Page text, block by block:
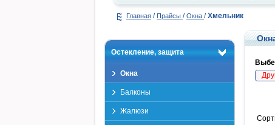
Главная / Прайсы / Окна / Хмельник
Остекление, защита
Окна
Балконы
Жалюзи